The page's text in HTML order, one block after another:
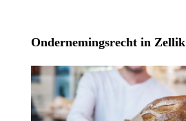
Ondernemingsrecht in Zellik